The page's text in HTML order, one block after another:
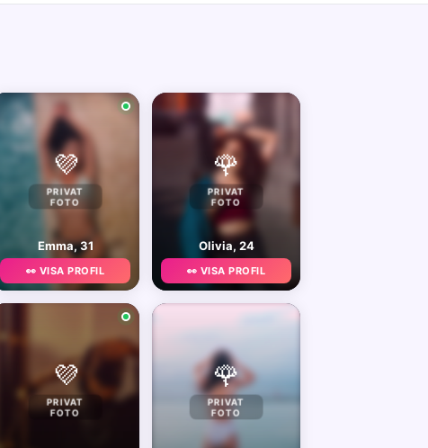
💜
PRIVAT
FOTO
Emma, 31
👀 VISA PROFIL
🌹
PRIVAT
FOTO
Olivia, 24
👀 VISA PROFIL
💜
PRIVAT
FOTO
🌹
PRIVAT
FOTO